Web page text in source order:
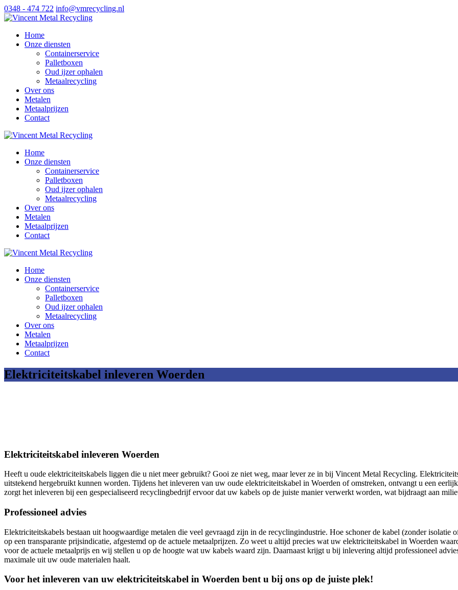
0348 - 474 722 info@vmrecycling.nl
Home
Onze diensten
Containerservice
Palletboxen
Oud ijzer ophalen
Metaalrecycling
Over ons
Metalen
Metaalprijzen
Contact
Home
Onze diensten
Containerservice
Palletboxen
Oud ijzer ophalen
Metaalrecycling
Over ons
Metalen
Metaalprijzen
Contact
Home
Onze diensten
Containerservice
Palletboxen
Oud ijzer ophalen
Metaalrecycling
Over ons
Metalen
Metaalprijzen
Contact
Elektriciteitskabel inleveren Woerden
Elektriciteitskabel inleveren Woerden
Heeft u oude elektriciteitskabels liggen die u niet meer gebruikt? Gooi ze niet weg, maar lever ze in bij Vincent Metal Recycling.
uitstekend hergebruikt kunnen worden. Tijdens het inleveren van uw oude elektriciteitskabel in Woerden of omstreken, ontvangt u een
zorgt het inleveren bij een gespecialiseerd recyclingbedrijf ervoor dat uw kabels op de juiste manier verwerkt worden, wat bijdraagt aan
Professioneel advies
Elektriciteitskabels bestaan uit hoogwaardige metalen die veel gevraagd zijn in de recyclingindustrie. Hoe schoner de kabel (zonder isolatie
op een transparante prijsindicatie, afgestemd op de actuele metaalprijzen. Zo weet u altijd precies wat uw elektriciteitskabel in Woerden
voor de actuele metaalprijs en wij stellen u op de hoogte wat uw kabels waard zijn. Daarnaast krijgt u bij inlevering altijd professioneel
maximale uit uw oude materialen haalt.
Voor het inleveren van uw elektriciteitskabel in Woerden bent u bij ons op de juiste plek!